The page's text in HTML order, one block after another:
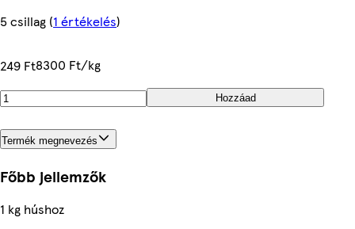
5 csillag (1 értékelés)
249 Ft8300 Ft/kg
Hozzáad
Termék megnevezés
Főbb jellemzők
1 kg húshoz